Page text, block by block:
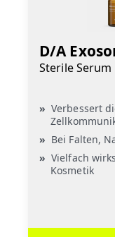
D/A
Sterile Serum
Verbessert
Bei Falten,
Vielfach
Kosmetik